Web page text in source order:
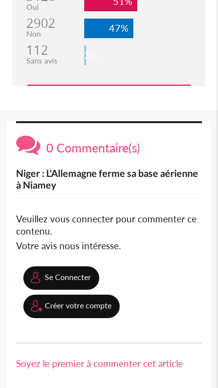
Oui
2902
Non 47%
112
Sans avis 2%
0 Commentaire(s)
Niger : L'Allemagne ferme sa base aérienne
à Niamey
Veuillez vous connecter pour commenter ce
contenu.
Votre avis nous intéresse.
Se Connecter
Créer votre compte
Soyez le premier à commenter cet article